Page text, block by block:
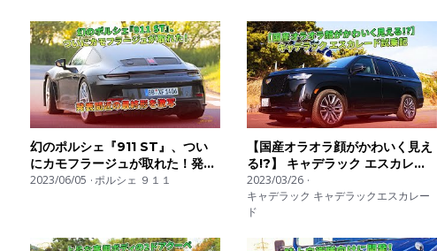
幻のポルシェ『911 ST』、つい
にカモフラージュが取れた！発表
間近の最終形を激写 | 車の話
2023/06/05 ポルシェ ９１１
【国産オラオラ顔がかわいく見え
る!?】 キャデラック エスカレー
ド試乗記 | 車の話
2023/03/26
キャデラック キャデラックエスカレー
ド